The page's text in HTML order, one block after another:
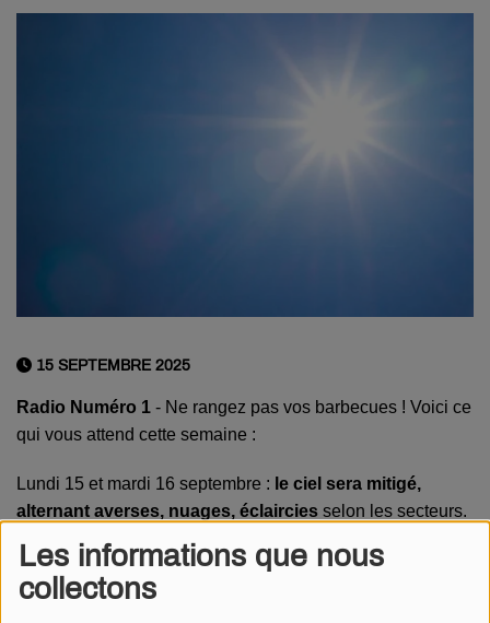
Les informations que nous
collectons
15 SEPTEMBRE 2025
Radio Numéro 1 - Ne rangez pas vos barbecues ! Voici ce
qui vous attend cette semaine :
Lundi 15 et mardi 16 septembre : le ciel sera mitigé,
alternant averses, nuages, éclaircies selon les secteurs.
Les températures : entre 19 et 22° les après-midis.
À partir de mercredi 17 septembre, la chaleur fera son